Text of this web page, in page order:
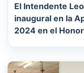
El Intendente
inaugural en la
2024 en el